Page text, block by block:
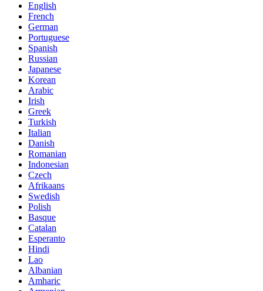
English
French
German
Portuguese
Spanish
Russian
Japanese
Korean
Arabic
Irish
Greek
Turkish
Italian
Danish
Romanian
Indonesian
Czech
Afrikaans
Swedish
Polish
Basque
Catalan
Esperanto
Hindi
Lao
Albanian
Amharic